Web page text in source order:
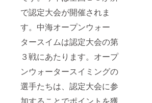
で認定大会が開催されま
す。中海オープンウォー
タースイムは認定大会の第
３戦にあたります。オープ
ンウォータースイミングの
選手たちは、認定大会に参
加することでポイントを獲